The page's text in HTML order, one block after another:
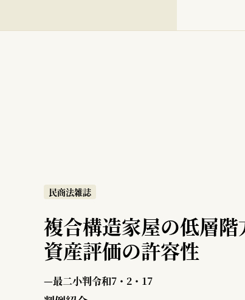
民商法雑誌
複合構造家屋の低層
資産評価の許容性
—最二小判令和7・2・17